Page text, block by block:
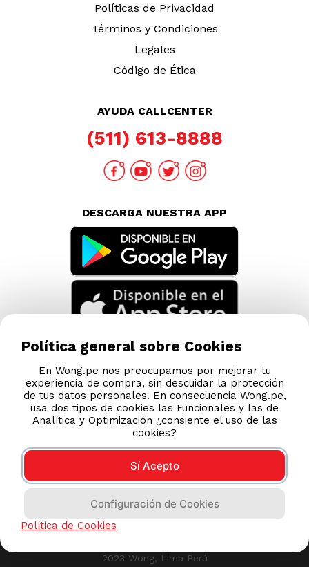
Políticas de Privacidad
Términos y Condiciones
Legales
Código de Ética
AYUDA CALLCENTER
(511) 613-8888
DESCARGA NUESTRA APP
Esta tienda usa Niubiz para realizar transacciones
2023 Wong, Lima Perú
Política general sobre Cookies
En Wong.pe nos preocupamos por mejorar tu
experiencia de compra, sin descuidar la protección
de tus datos personales. En consecuencia Wong.pe,
usa dos tipos de cookies las Funcionales y las de
Analítica y Optimización ¿consiente el uso de las
cookies?
Sí Acepto
Configuración de Cookies
Política de Cookies